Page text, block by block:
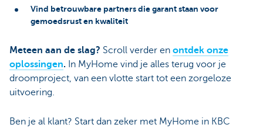
Vind betrouwbare partners die garant staan voor
gemoedsrust en kwaliteit
Meteen aan de slag? Scroll verder en ontdek onze
oplossingen. In MyHome vind je alles terug voor je
droomproject, van een vlotte start tot een zorgeloze
uitvoering.
Ben je al klant? Start dan zeker met MyHome in KBC